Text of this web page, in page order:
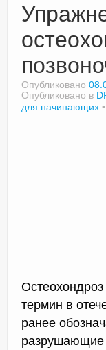
Опубликовано
Опубликовано в
для начинающих
термин в
ранее
разрушающие